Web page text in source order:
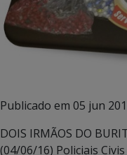
Publicado em 05 jun
DOIS IRMÃOS DO
(04/06/16) Policiais